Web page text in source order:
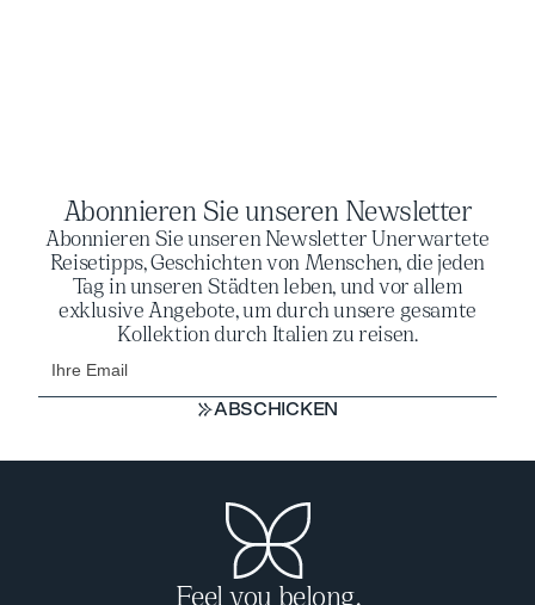
Abonnieren Sie unseren Newsletter
Abonnieren Sie unseren Newsletter Unerwartete
Reisetipps, Geschichten von Menschen, die jeden
Tag in unseren Städten leben, und vor allem
exklusive Angebote, um durch unsere gesamte
Kollektion durch Italien zu reisen.
ABSCHICKEN
Feel you belong.